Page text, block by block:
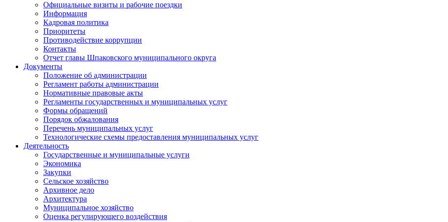
Официальные визиты и рабочие поездки
Информация
Кадровая политика
Приоритеты
Противодействие коррупции
Контакты
Отчет главы Шпаковского муниципального округа
Документы
Положение об администрации
Регламент работы администрации
Нормативные правовые акты
Регламенты государственных и муниципальных услуг
Формы обращений
Порядок обжалования
Перечень муниципальных услуг
Технологические схемы предоставления муниципальных услуг
Деятельность
Государственные и муниципальные услуги
Экономика
Закупки
Сельское хозяйство
Архивное дело
Архитектура
Муниципальное хозяйство
Оценка регулирующего воздействия